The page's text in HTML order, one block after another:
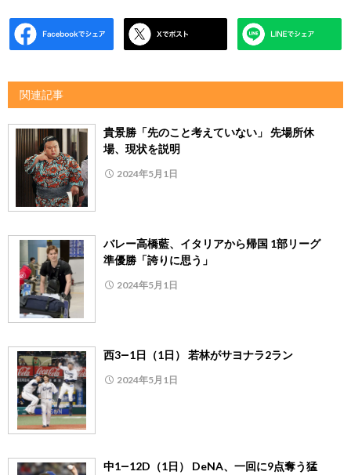
関連記事
貴景勝「先のこと考えていない」 先場所休
場、現状を説明
2024年5月1日
バレー高橋藍、イタリアから帰国 1部リーグ
準優勝「誇りに思う」
2024年5月1日
西3―1日（1日） 若林がサヨナラ2ラン
2024年5月1日
中1―12D（1日） DeNA、一回に9点奪う猛